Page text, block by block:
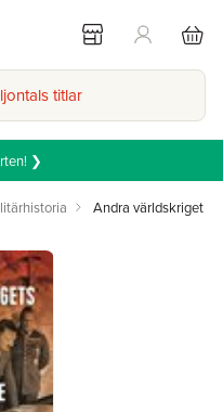
titlar
❯
Andra världskriget